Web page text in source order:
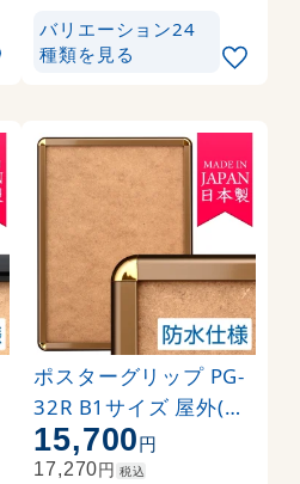
バリエーション24
種類を見る
ポスターグリップ PG-
32R B1サイズ 屋外(防
水パックシート付仕様)
角丸 ブロンズ
15,700円
17,270円 税込